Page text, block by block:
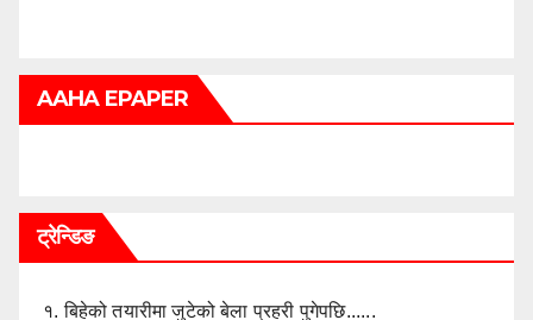
AAHA EPAPER
ट्रेन्डिङ
१.बिहेको तयारीमा जुटेको बेला प्रहरी पुगेपछि......